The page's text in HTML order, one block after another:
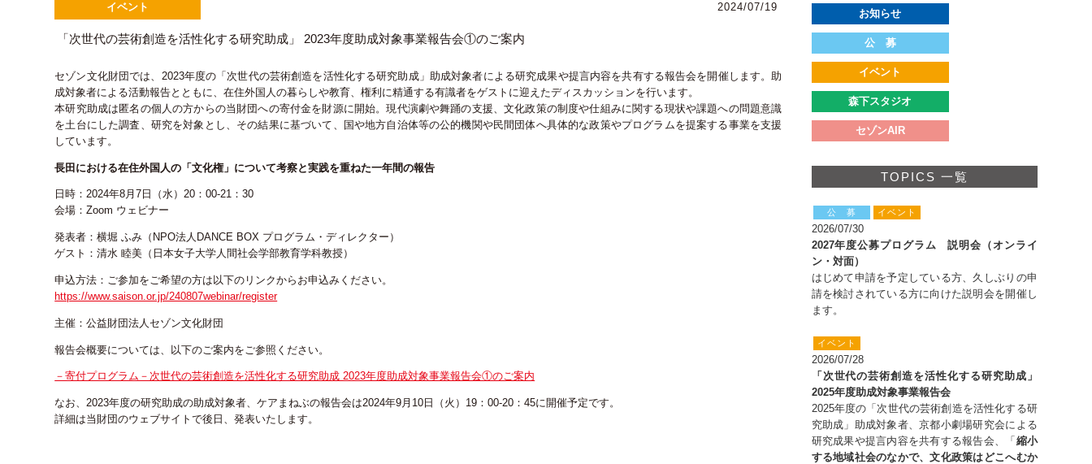
イベント 2024/07/19
「次世代の芸術創造を活性化する研究助成」 2023年度助成対象事業報告会①のご案内
セゾン文化財団では、2023年度の「次世代の芸術創造を活性化する研究助成」助成対象者による研究成果や提言内容を共有する報告会を開催します。助
成対象者による活動報告とともに、在住外国人の暮らしや教育、権利に精通する有識者をゲストに迎えたディスカッションを行います。
本研究助成は匿名の個人の方からの当財団への寄付金を財源に開始。現代演劇や舞踊の支援、文化政策の制度や仕組みに関する現状や課題への問題意識
を土台にした調査、研究を対象とし、その結果に基づいて、国や地方自治体等の公的機関や民間団体へ具体的な政策やプログラムを提案する事業を支援
しています。
長田における在住外国人の「文化権」について考察と実践を重ねた一年間の報告
日時：2024年8月7日（水）20：00-21：30
会場：Zoom ウェビナー
発表者：横堀 ふみ（NPO法人DANCE BOX プログラム・ディレクター）
ゲスト：清水 睦美（日本女子大学人間社会学部教育学科教授）
申込方法：ご参加をご希望の方は以下のリンクからお申込みください。
https://www.saison.or.jp/240807webinar/register
主催：公益財団法人セゾン文化財団
報告会概要については、以下のご案内をご参照ください。
－寄付プログラム－次世代の芸術創造を活性化する研究助成 2023年度助成対象事業報告会①のご案内
なお、2023年度の研究助成の助成対象者、ケアまねぶの報告会は2024年9月10日（火）19：00-20：45に開催予定です。
詳細は当財団のウェブサイトで後日、発表いたします。
お知らせ
公 募
イベント
森下スタジオ
セゾンAIR
TOPICS 一覧
公 募 イベント
2026/07/30
2027年度公募プログラム 説明会（オンライ
ン・対面）
はじめて申請を予定している方、久しぶりの申
請を検討されている方に向けた説明会を開催し
ます。
イベント
2026/07/28
「次世代の芸術創造を活性化する研究助成」
2025年度助成対象事業報告会
2025年度の「次世代の芸術創造を活性化する研
究助成」助成対象者、京都小劇場研究会による
研究成果や提言内容を共有する報告会、「 縮小
する地域社会のなかで、文化政策はどこへむか